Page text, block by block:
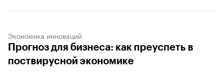
Экономика инноваций
Прогноз для бизнеса: как преуспеть в
поствирусной экономике